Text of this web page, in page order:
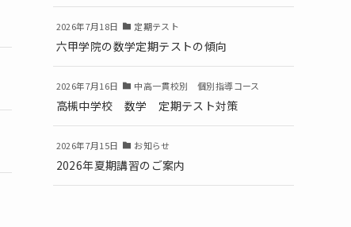
2026年7月18日 定期テスト
六甲学院の数学定期テストの傾向
2026年7月16日 中高一貫校別 個別指導コース
高槻中学校 数学 定期テスト対策
2026年7月15日 お知らせ
2026年夏期講習のご案内